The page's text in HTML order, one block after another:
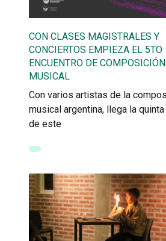
CON CLASES MAGISTRALES Y
CONCIERTOS EMPIEZA EL 5TO
ENCUENTRO DE COMPOSICIÓN
MUSICAL
Con varios artistas de la
musical argentina, llega la
de este